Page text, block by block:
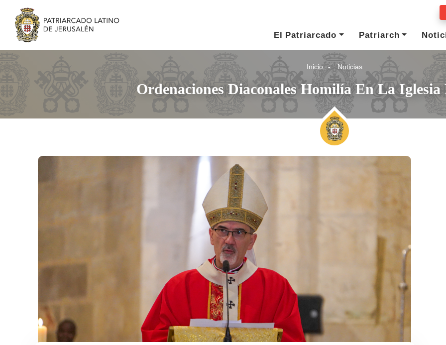
El Patriarcado
Patriarch
Inicio Noticias
Ordenaciones Diaconales Homilía En La Iglesia